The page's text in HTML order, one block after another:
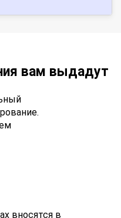
вам выдадут
вносятся в